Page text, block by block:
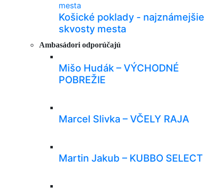
Košické poklady - najznámejšie
skvosty mesta
Ambasádori odporúčajú
Mišo Hudák – VÝCHODNÉ
POBREŽIE
Marcel Slivka – VČELY RAJA
Martin Jakub – KUBBO SELECT